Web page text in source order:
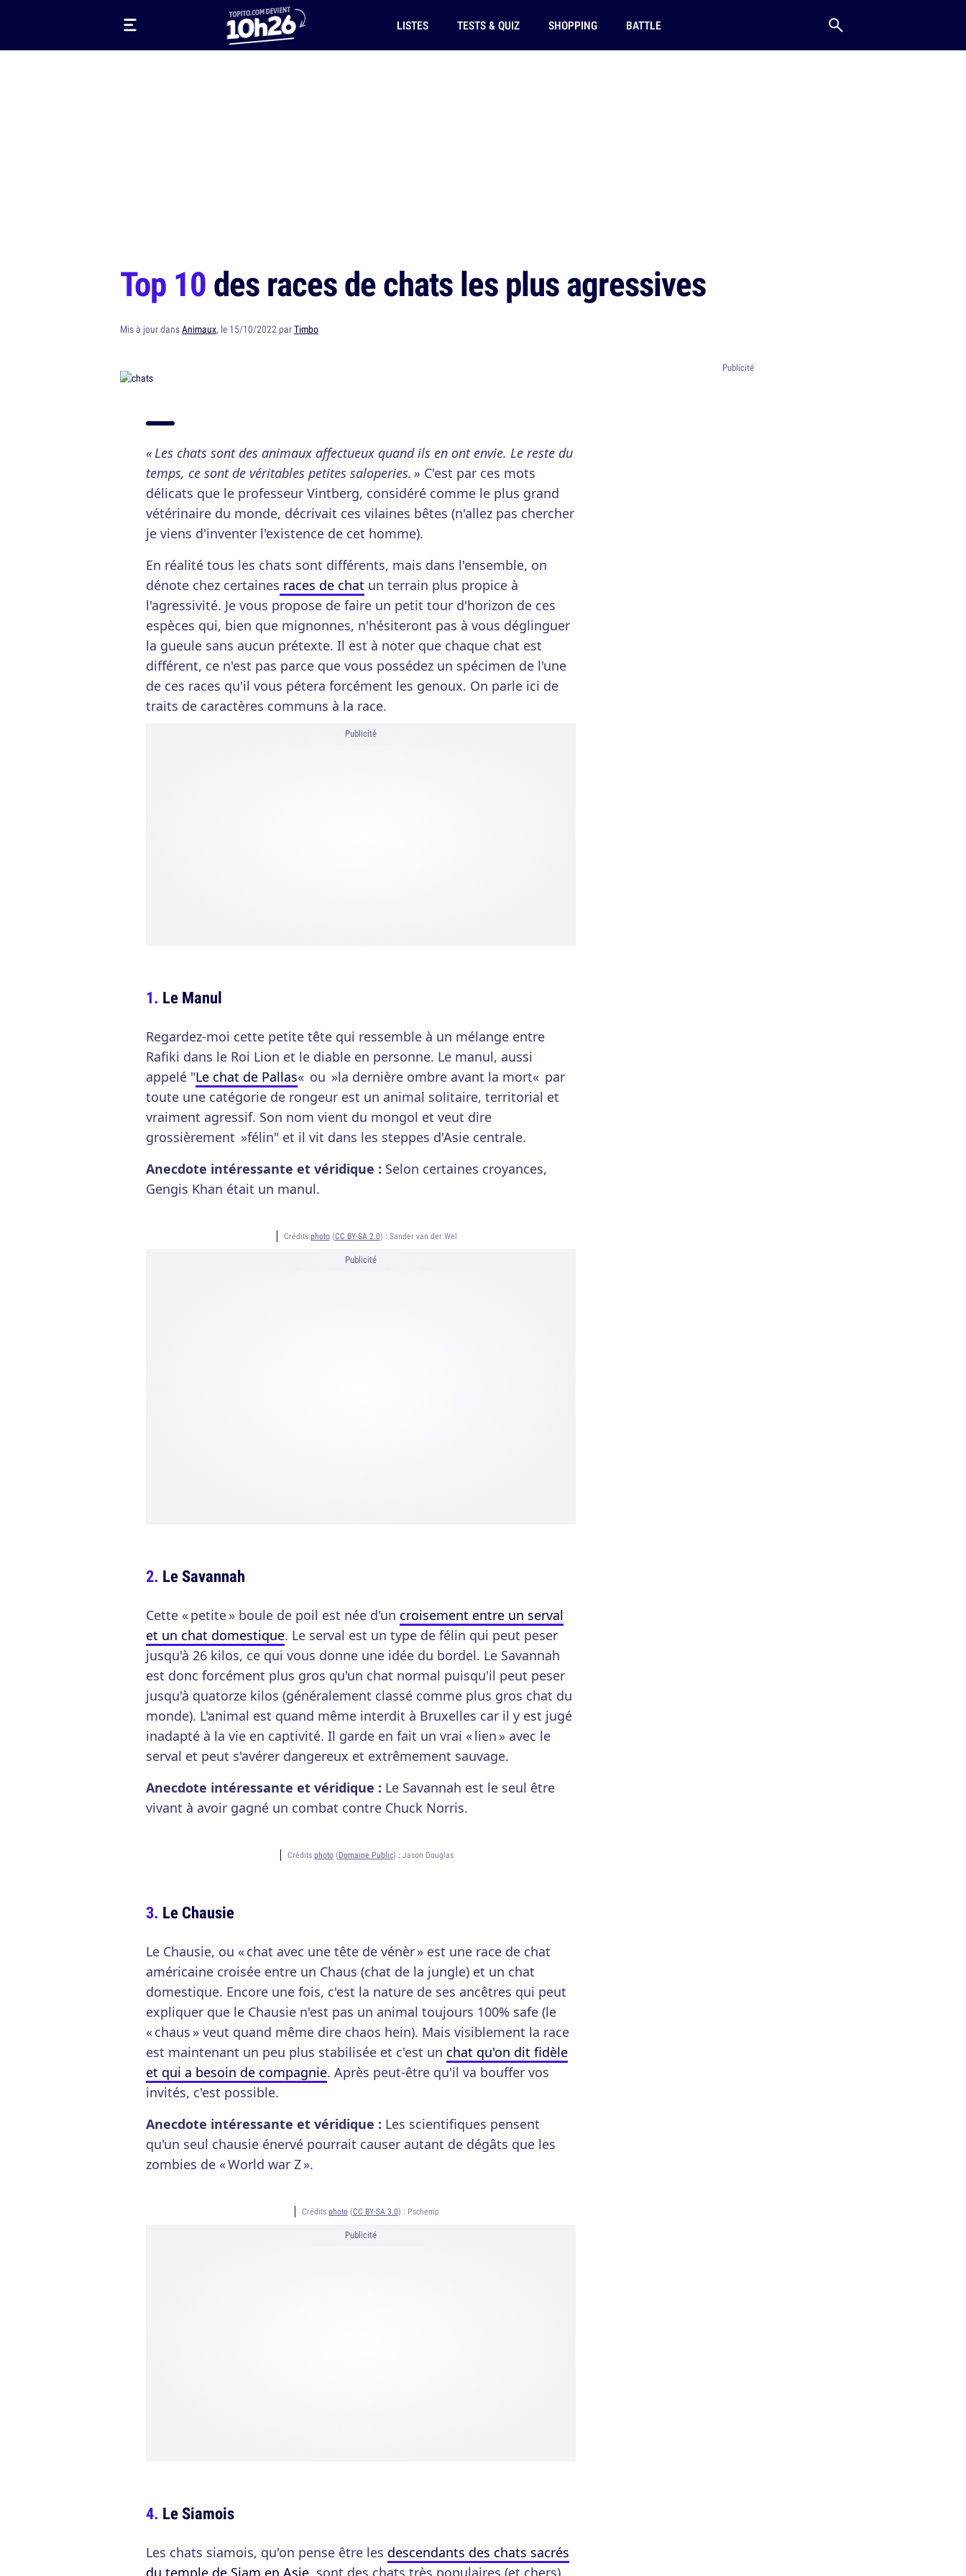
LISTES TESTS & QUIZ SHOPPING BATTLE
Top 10des races de chats les plus agressives
Mis à jour dansAnimaux, le 15/10/2022 parTimbo
« Les chats sont des animaux affectueux quand ils en ont envie. Le reste du
temps, ce sont de véritables petites saloperies. » C'est par ces mots
délicats que le professeur Vintberg, considéré comme le plus grand
vétérinaire du monde, décrivait ces vilaines bêtes (n'allez pas chercher
je viens d'inventer l'existence de cet homme).
En réalité tous les chats sont différents, mais dans l'ensemble, on
dénote chez certaines races de chat un terrain plus propice à
l'agressivité. Je vous propose de faire un petit tour d'horizon de ces
espèces qui, bien que mignonnes, n'hésiteront pas à vous déglinguer
la gueule sans aucun prétexte. Il est à noter que chaque chat est
différent, ce n'est pas parce que vous possédez un spécimen de l'une
de ces races qu'il vous pétera forcément les genoux. On parle ici de
traits de caractères communs à la race.
Publicité
Le Manul
Regardez-moi cette petite tête qui ressemble à un mélange entre
Rafiki dans le Roi Lion et le diable en personne. Le manul, aussi
appelé "Le chat de Pallas« ou »la dernière ombre avant la mort« par
toute une catégorie de rongeur est un animal solitaire, territorial et
vraiment agressif. Son nom vient du mongol et veut dire
grossièrement »félin" et il vit dans les steppes d'Asie centrale.
Anecdote intéressante et véridique : Selon certaines croyances,
Gengis Khan était un manul.
Crédits photo(CC BY-SA 2.0) : Sander van der Wel
Publicité
Le Savannah
Cette « petite » boule de poil est née d'un croisement entre un serval
et un chat domestique. Le serval est un type de félin qui peut peser
jusqu'à 26 kilos, ce qui vous donne une idée du bordel. Le Savannah
est donc forcément plus gros qu'un chat normal puisqu'il peut peser
jusqu'à quatorze kilos (généralement classé comme plus gros chat du
monde). L'animal est quand même interdit à Bruxelles car il y est jugé
inadapté à la vie en captivité. Il garde en fait un vrai « lien » avec le
serval et peut s'avérer dangereux et extrêmement sauvage.
Anecdote intéressante et véridique : Le Savannah est le seul être
vivant à avoir gagné un combat contre Chuck Norris.
Crédits photo(Domaine Public) : Jason Douglas
Le Chausie
Le Chausie, ou « chat avec une tête de vénèr » est une race de chat
américaine croisée entre un Chaus (chat de la jungle) et un chat
domestique. Encore une fois, c'est la nature de ses ancêtres qui peut
expliquer que le Chausie n'est pas un animal toujours 100% safe (le
« chaus » veut quand même dire chaos hein). Mais visiblement la race
est maintenant un peu plus stabilisée et c'est un chat qu'on dit fidèle
et qui a besoin de compagnie. Après peut-être qu'il va bouffer vos
invités, c'est possible.
Anecdote intéressante et véridique : Les scientifiques pensent
qu'un seul chausie énervé pourrait causer autant de dégâts que les
zombies de « World war Z ».
Crédits photo(CC BY-SA 3.0) : Pschemp
Publicité
Le Siamois
Les chats siamois, qu'on pense être les descendants des chats sacrés
du temple de Siam en Asie , sont des chats très populaires (et chers).